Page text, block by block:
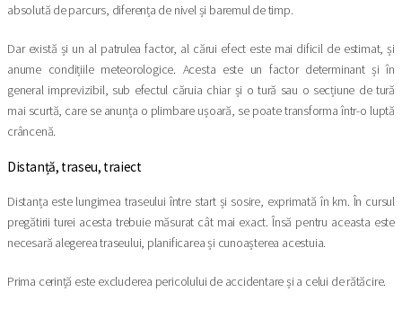
absolută de parcurs, diferența de nivel și baremul de timp.
Dar există și un al patrulea factor, al cărui efect este mai dificil de estimat, și
anume condițiile meteorologice. Acesta este un factor determinant și în
general imprevizibil, sub efectul căruia chiar și o tură sau o secțiune de tură
mai scurtă, care se anunța o plimbare ușoară, se poate transforma într-o luptă
crâncenă.
Distanță, traseu, traiect
Distanța este lungimea traseului între start și sosire, exprimată în km. În cursul
pregătirii turei acesta trebuie măsurat cât mai exact. Însă pentru aceasta este
necesară alegerea traseului, planificarea și cunoașterea acestuia.
Prima cerință este excluderea pericolului de accidentare și a celui de rătăcire.